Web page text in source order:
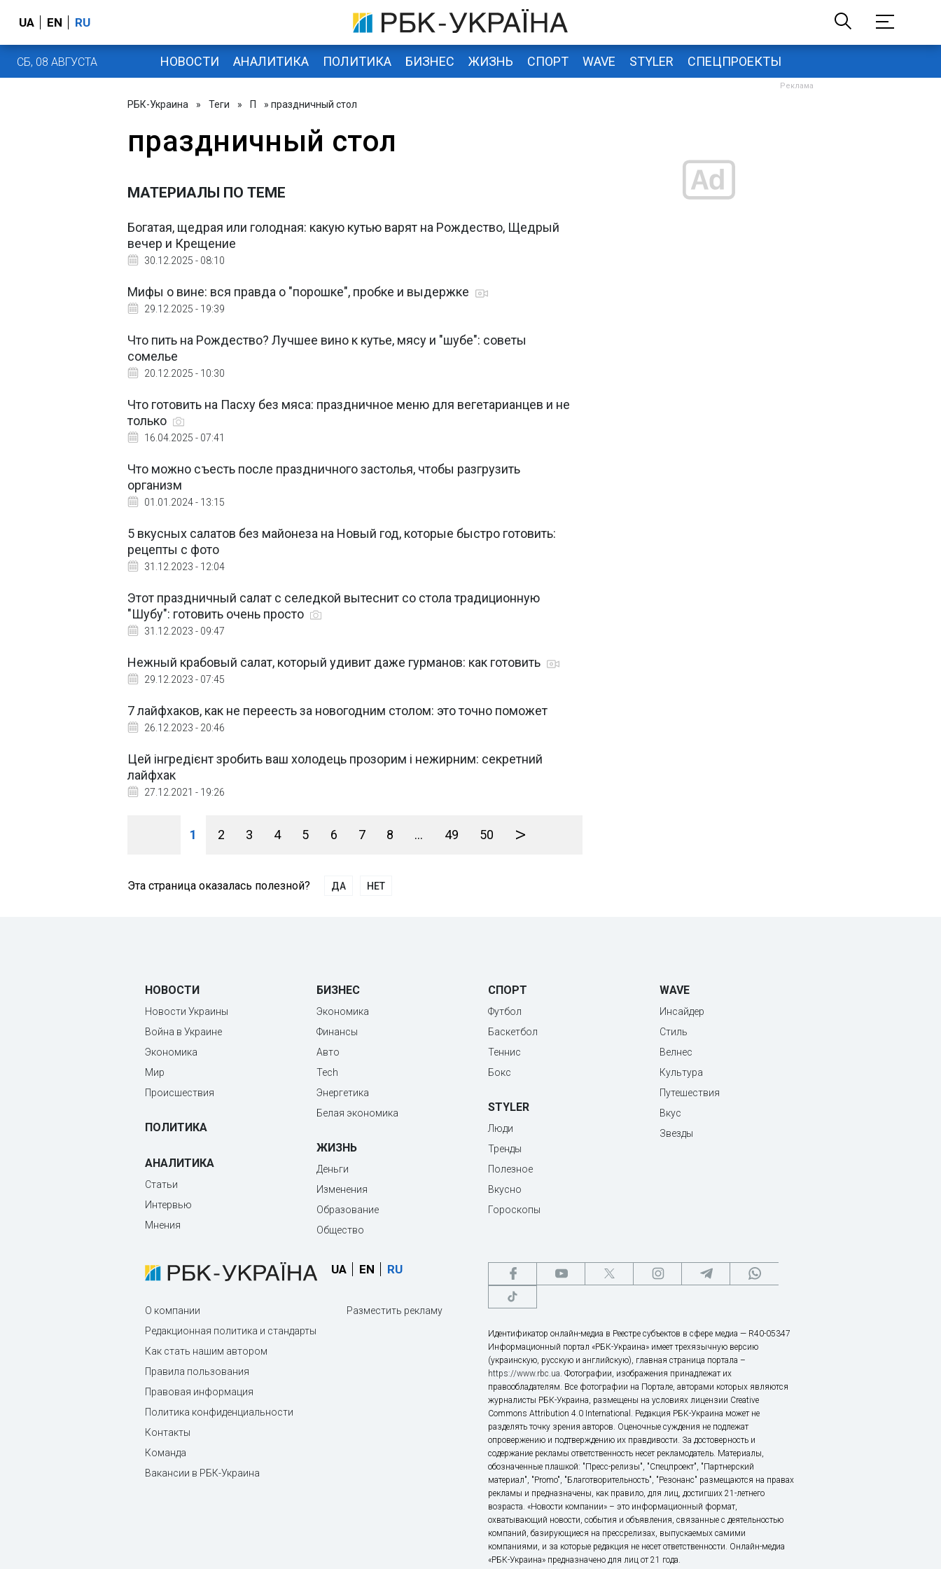
UA EN RU
СБ, 08 АВГУСТА НОВОСТИ АНАЛИТИКА ПОЛИТИКА БИЗНЕС ЖИЗНЬ СПОРТ WAVE STYLER СПЕЦПРОЕКТЫ
РБК-Украина » Теги » П » праздничный стол
праздничный стол
МАТЕРИАЛЫ ПО ТЕМЕ
Богатая, щедрая или голодная: какую кутью варят на Рождество, Щедрый
вечер и Крещение
30.12.2025 - 08:10
Мифы о вине: вся правда о "порошке", пробке и выдержке
29.12.2025 - 19:39
Что пить на Рождество? Лучшее вино к кутье, мясу и "шубе": советы
сомелье
20.12.2025 - 10:30
Что готовить на Пасху без мяса: праздничное меню для вегетарианцев и не
только
16.04.2025 - 07:41
Что можно съесть после праздничного застолья, чтобы разгрузить
организм
01.01.2024 - 13:15
5 вкусных салатов без майонеза на Новый год, которые быстро готовить:
рецепты с фото
31.12.2023 - 12:04
Этот праздничный салат с селедкой вытеснит со стола традиционную
"Шубу": готовить очень просто
31.12.2023 - 09:47
Нежный крабовый салат, который удивит даже гурманов: как готовить
29.12.2023 - 07:45
7 лайфхаков, как не переесть за новогодним столом: это точно поможет
26.12.2023 - 20:46
Цей інгредієнт зробить ваш холодець прозорим і нежирним: секретний
лайфхак
27.12.2021 - 19:26
1 2 3 4 5 6 7 8 ... 49 50 >
Эта страница оказалась полезной? ДА НЕТ
НОВОСТИ
Новости Украины
Война в Украине
Экономика
Мир
Происшествия
ПОЛИТИКА
АНАЛИТИКА
Статьи
Интервью
Мнения
БИЗНЕС
Экономика
Финансы
Авто
Tech
Энергетика
Белая экономика
ЖИЗНЬ
Деньги
Изменения
Образование
Общество
СПОРТ
Футбол
Баскетбол
Теннис
Бокс
STYLER
Люди
Тренды
Полезное
Вкусно
Гороскопы
WAVE
Инсайдер
Стиль
Велнес
Культура
Путешествия
Вкус
Звезды
UA EN RU
О компании
Редакционная политика и стандарты
Как стать нашим автором
Правила пользования
Правовая информация
Политика конфиденциальности
Контакты
Команда
Вакансии в РБК-Украина
Разместить рекламу
Идентификатор онлайн-медиа в Реестре субъектов в сфере медиа — R40-05347
Информационный портал «РБК-Украина» имеет трехязычную версию
(украинскую, русскую и английскую), главная страница портала –
https://www.rbc.ua. Фотографии, изображения принадлежат их
правообладателям. Все фотографии на Портале, авторами которых являются
журналисты РБК-Украина, размещены на условиях лицензии Creative
Commons Attribution 4.0 International. Редакция РБК-Украина может не
разделять точку зрения авторов. Оценочные суждения не подлежат
опровержению и подтверждению их правдивости. За достоверность и
содержание рекламы ответственность несет рекламодатель. Материалы,
обозначенные плашкой: "Пресс-релизы", "Спецпроект", "Партнерский
материал", "Promo", "Благотворительность", "Резонанс" размещаются на правах
рекламы и предназначены, как правило, для лиц, достигших 21-летнего
возраста. «Новости компании» – это информационный формат,
охватывающий новости, события и объявления, связанные с деятельностью
компаний, базирующиеся на прессрелизах, выпускаемых самими
компаниями, и за которые редакция не несет ответственности. Онлайн-медиа
«РБК-Украина» предназначено для лиц от 21 года.